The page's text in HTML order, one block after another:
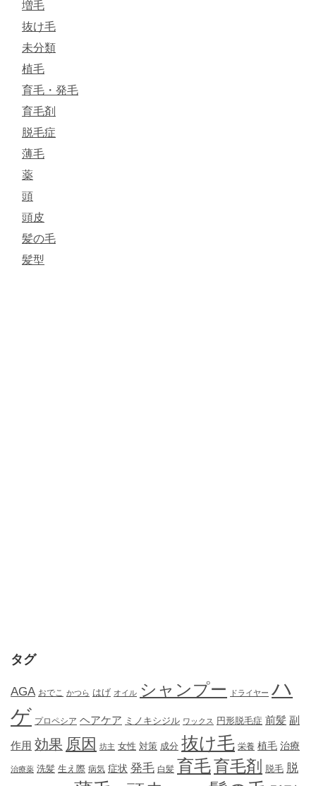
増毛
抜け毛
未分類
植毛
育毛・発毛
育毛剤
脱毛症
薄毛
薬
頭
頭皮
髪の毛
髪型
タグ
AGA おでこ かつら はげ オイル シャンプー ドライヤー ハ
ゲ プロペシア ヘアケア ミノキシジル ワックス 円形脱毛症 前髪 副
作用 効果 原因 坊主 女性 対策 成分 抜け毛 栄養 植毛 治療
治療薬 洗髪 生え際 病気 症状 発毛 白髪 育毛育毛剤 脱毛 脱